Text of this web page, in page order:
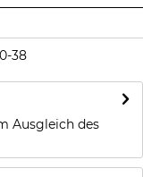
38
Ausgleich des